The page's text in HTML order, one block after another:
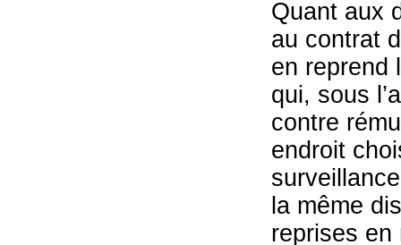
Quant aux
au contrat
en reprend
qui, sous
contre
endroit
la même
reprises en